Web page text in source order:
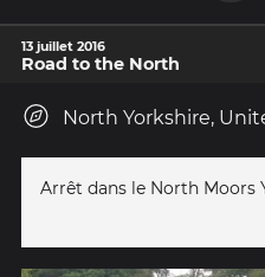
13 juillet 2016
Road to the North
North Yorkshire,
Arrêt dans le North Moors